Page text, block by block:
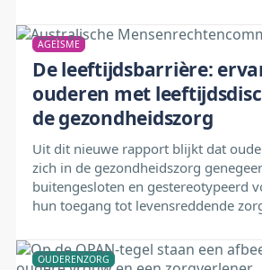
AGEÏSME
De leeftijdsbarrière:
ouderen met
de gezondheidszorg
Uit dit nieuwe rapport blijkt dat
zich in de gezondheidszorg
buitengesloten en gestereotypeerd
hun toegang tot levensreddende
OUDERENZORG